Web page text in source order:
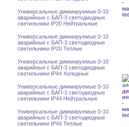
Универсальные диммируемые 0-10
аварийные с БАП-3 светодиодные
светильники IP20 Нейтральные
Универсальные диммируемые 0-10
аварийные с БАП-3 светодиодные
светильники IP20 Теплые
Универсальные диммируемые 0-10
аварийные с БАП-3 светодиодные
светильники IP44 Холодные
Универсальные диммируемые 0-10
аварийные с БАП-3 светодиодные
светильники IP44 Нейтральные
Универсальные диммируемые 0-10
аварийные с БАП-3 светодиодные
светильники IP44 Теплые